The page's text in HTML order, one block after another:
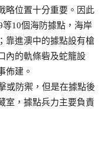
略位置十分重要。因此
10個海防據點，海岸
靠進澳中的據點設有槍
內的軌條砦及蛇籠設
佈建。
或防禦，但是在據點後
室，據點兵力主要負責